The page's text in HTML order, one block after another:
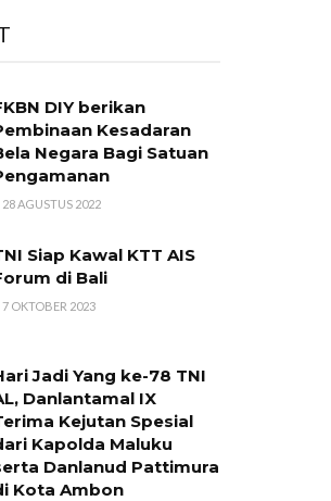
DIY berikan
Kesadaran
Negara Bagi Satuan
28 AGUSTUS 2022
Siap Kawal KTT AIS
di Bali
7 OKTOBER 2023
Jadi Yang ke-78 TNI
Danlantamal IX
Kejutan Spesial
Kapolda Maluku
Danlanud Pattimura
Kota Ambon